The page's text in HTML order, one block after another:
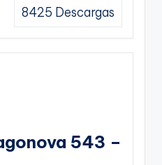
8425 Descargas
543 –